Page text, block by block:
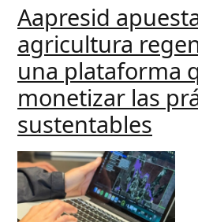
Aapresid
agricultura
una plataforma
monetizar las
sustentables